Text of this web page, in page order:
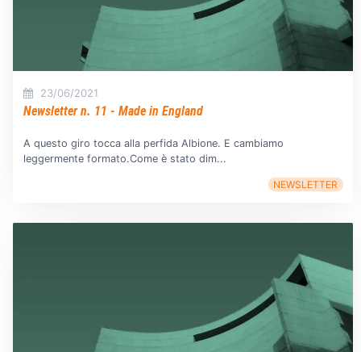
23/06/2021
Newsletter n. 11 - Made in England
A questo giro tocca alla perfida Albione. E cambiamo
leggermente formato.Come è stato dim...
NEWSLETTER